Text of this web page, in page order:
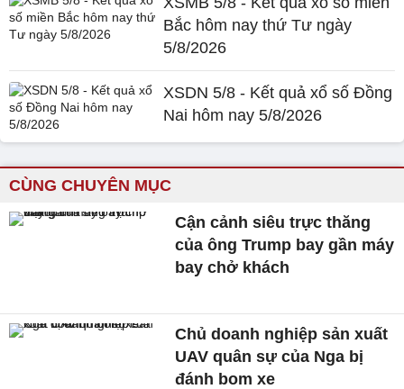
Bắc hôm nay thứ Tư ngày
5/8/2026
XSDN 5/8 - Kết quả xổ số Đồng
Nai hôm nay 5/8/2026
CÙNG CHUYÊN MỤC
Cận cảnh siêu trực thăng
của ông Trump bay gần máy
bay chở khách
Chủ doanh nghiệp sản xuất
UAV quân sự của Nga bị
đánh bom xe